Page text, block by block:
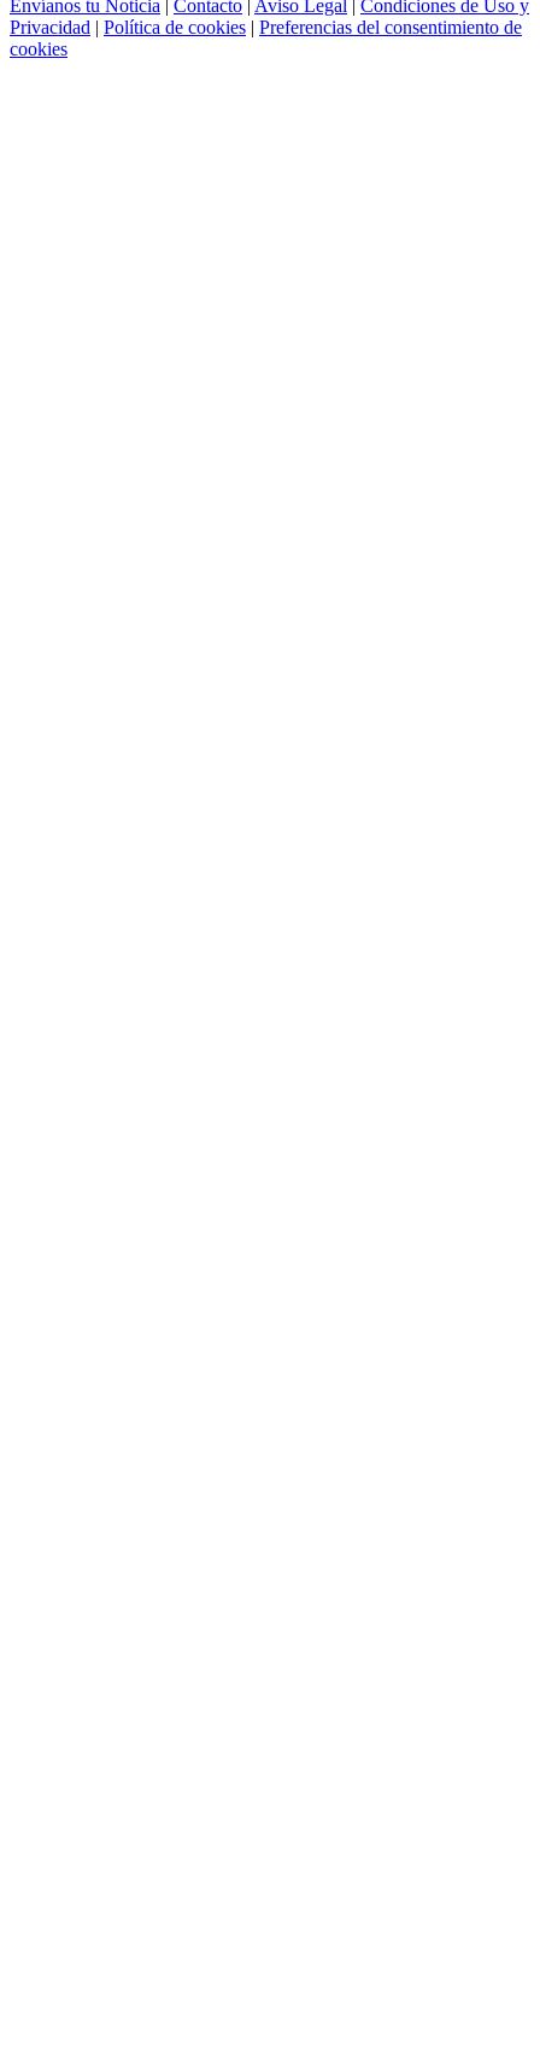
Envíanos tu Noticia | Contacto | Aviso Legal | Condiciones de Uso y
Privacidad | Política de cookies | Preferencias del consentimiento de
cookies